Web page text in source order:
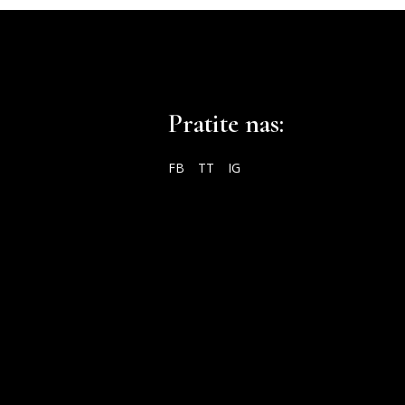
Pratite nas:
FB TT IG